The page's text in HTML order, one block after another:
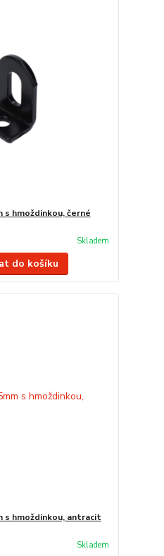
hmoždinkou, černé
Skladem
do košíku
s hmoždinkou, antracit
Skladem